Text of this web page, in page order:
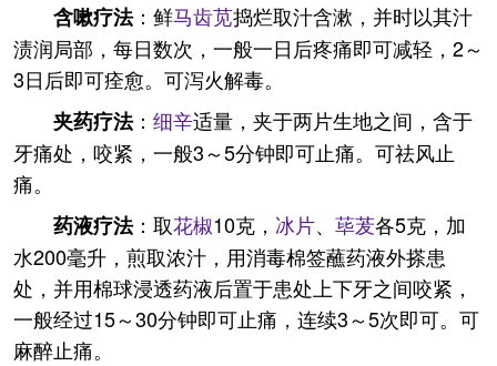
含嗽疗法：鲜马齿苋捣烂取汁含漱，并时以其汁
渍润局部，每日数次，一般一日后疼痛即可减轻，2～
3日后即可痊愈。可泻火解毒。
夹药疗法： 细辛适量，夹于两片生地之间，含于
牙痛处，咬紧，一般3～5分钟即可止痛。可祛风止
痛。
药液疗法：取花椒10克， 冰片、 荜茇各5克，加
水200毫升，煎取浓汁，用消毒棉签蘸药液外搽患
处，并用棉球浸透药液后置于患处上下牙之间咬紧，
一般经过15～30分钟即可止痛，连续3～5次即可。可
麻醉止痛。